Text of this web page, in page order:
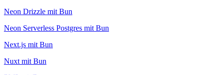
Neon Drizzle mit Bun
Neon Serverless Postgres mit Bun
Next.js mit Bun
Nuxt mit Bun